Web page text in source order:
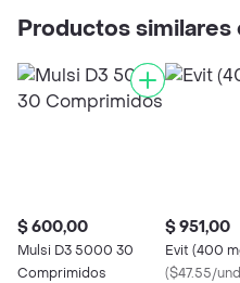
Productos similares
$ 600,00
Mulsi D3 5000 30
Comprimidos
$ 951,00
Evit (400
($47.55/und